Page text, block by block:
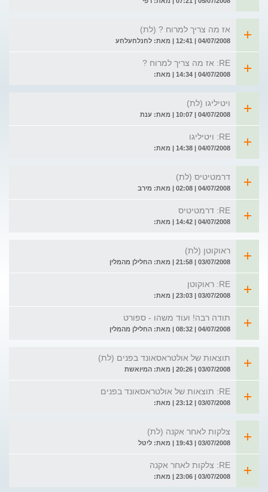
אז מה צריך למרוח ? (לת)
04/07/2008 | 12:41 | מאת: לחנלחעלחע
RE: אז מה צריך למרוח ?
04/07/2008 | 14:34 | מאת:
ויטיליגו (לת)
04/07/2008 | 10:07 | מאת: ענת
RE: ויטיליגו
04/07/2008 | 14:38 | מאת:
דרמטיטיס (לת)
04/07/2008 | 02:08 | מאת: מירב
RE: דרמטיטיס
04/07/2008 | 14:42 | מאת:
ראוקוטן (לת)
03/07/2008 | 21:58 | מאת: החלילן מהמלין
RE: ראוקוטן
03/07/2008 | 23:03 | מאת:
תודה רבה! ועוד משהו - ספורט
04/07/2008 | 08:32 | מאת: החלילן מהמלין
תוצאות של אולטראסאונד בפנים (לת)
03/07/2008 | 20:26 | מאת: המיואשת
RE: תוצאות של אולטראסאונד בפנים
03/07/2008 | 23:12 | מאת:
צלקות לאחר אקנה (לת)
03/07/2008 | 19:43 | מאת: ליטל
RE: צלקות לאחר אקנה
03/07/2008 | 23:06 | מאת: